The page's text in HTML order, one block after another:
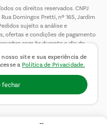
site e sua experiência de
a Política de Privacidade.
fechar
os direitos reservados. CNPJ
Domingos Pretti, nº 165, Jardim
sujeito a análise e
ofertas e condições de pagamento
durante o dia de
por compra por cliente. Não
ilustrativas.É proibida a venda e a
de 18 (dezoito) anos, conforme Lei
Criança e do Adolescente).